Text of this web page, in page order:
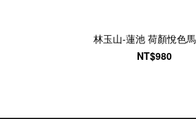
林玉山-蓮池 荷顏悅色
NT$980